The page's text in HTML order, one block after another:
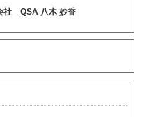
社 QSA 八木 妙香